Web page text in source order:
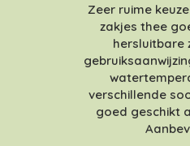
Zeer ruime
zakjes thee
hersluitbare
verschillende
goed geschikt